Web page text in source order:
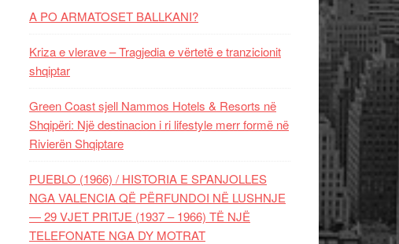
A PO ARMATOSET BALLKANI?
Kriza e vlerave – Tragjedia e vërtetë e tranzicionit
shqiptar
Green Coast sjell Nammos Hotels & Resorts në
Shqipëri: Një destinacion i ri lifestyle merr formë në
Rivierën Shqiptare
PUEBLO (1966) / HISTORIA E SPANJOLLES
NGA VALENCIA QË PËRFUNDOI NË LUSHNJE
— 29 VJET PRITJE (1937 – 1966) TË NJË
TELEFONATE NGA DY MOTRAT